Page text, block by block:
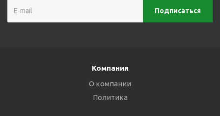
Компания
О компании
Политика